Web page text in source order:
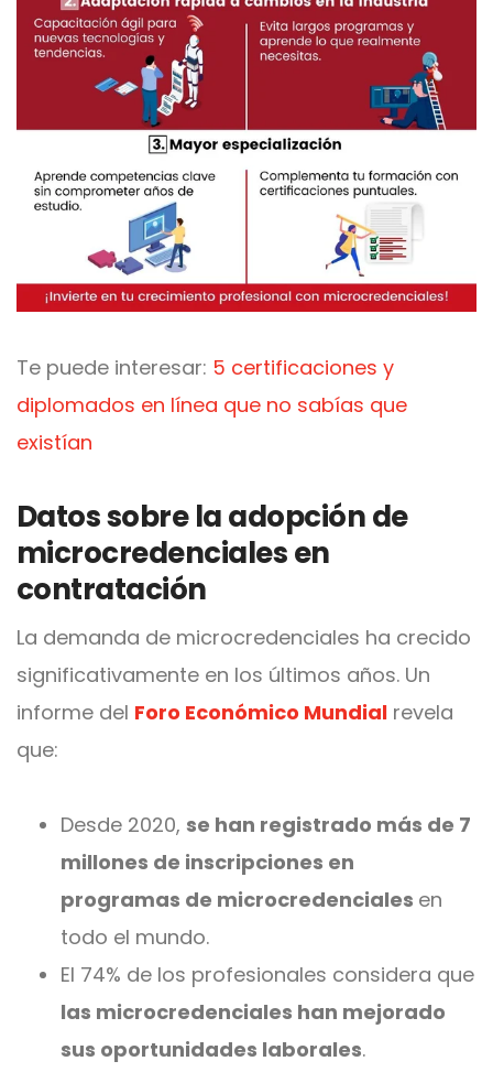
Te puede interesar: 5 certificaciones y
diplomados en línea que no sabías que
existían
Datos sobre la adopción de
microcredenciales en
contratación
La demanda de microcredenciales ha crecido
significativamente en los últimos años. Un
informe del Foro Económico Mundial revela
que:
Desde 2020, se han registrado más de 7
millones de inscripciones en
programas de microcredenciales en
todo el mundo.
El 74% de los profesionales considera que
las microcredenciales han mejorado
sus oportunidades laborales.